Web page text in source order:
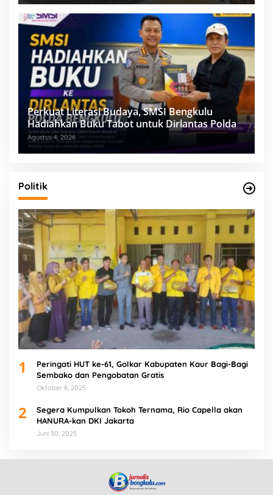
Perkuat Literasi Budaya, SMSI Bengkulu
Hadiahkan Buku Tabot untuk Dirlantas Polda
Agustus 4, 2026
Politik
1
Peringati HUT ke-61, Golkar Kabupaten Kaur Bagi-Bagi
Sembako dan Pengobatan Gratis
Oktober 8, 2025
2
Segera Kumpulkan Tokoh Ternama, Rio Capella akan
HANURA-kan DKI Jakarta
Juni 30, 2025